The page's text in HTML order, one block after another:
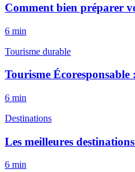
Comment bien préparer
6 min
Tourisme durable
Tourisme
6 min
Destinations
Les meilleures
6 min